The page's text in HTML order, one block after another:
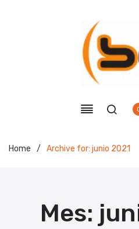
Home / Archive for: junio 2021
Mes: